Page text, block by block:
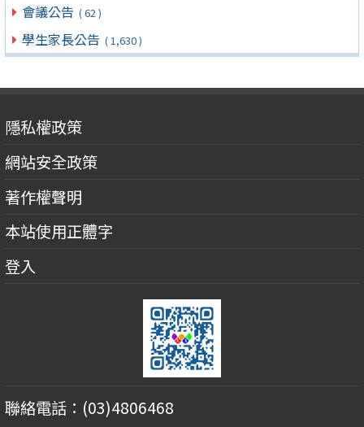
會議公告 ( 62 )
學生家長公告 ( 1,630 )
隱私權政策
網站安全政策
著作權聲明
本站使用正體字
登入
聯絡電話：(03)4806468